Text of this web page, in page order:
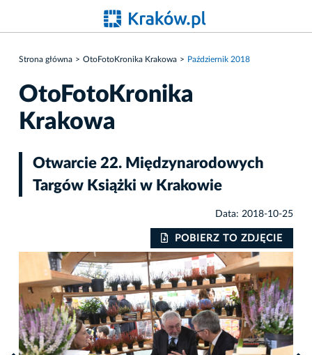
Strona główna OtoFotoKronika Krakowa Październik 2018
OtoFotoKronika
Krakowa
Otwarcie 22. Międzynarodowych
Targów Książki w Krakowie
Data: 2018-10-25
POBIERZ TO ZDJĘCIE